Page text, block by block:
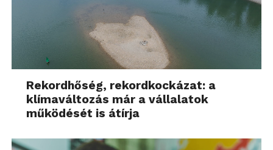
Rekordhőség, rekordkockázat: a
klímaváltozás már a vállalatok
működését is átírja